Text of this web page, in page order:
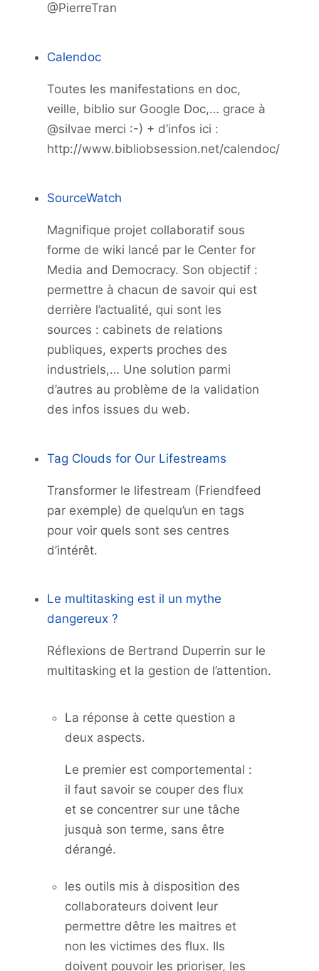
@PierreTran
Calendoc
Toutes les manifestations en doc,
veille, biblio sur Google Doc,… grace à
@silvae merci :-) + d’infos ici :
http://www.bibliobsession.net/calendoc/
SourceWatch
Magnifique projet collaboratif sous
forme de wiki lancé par le Center for
Media and Democracy. Son objectif :
permettre à chacun de savoir qui est
derrière l’actualité, qui sont les
sources : cabinets de relations
publiques, experts proches des
industriels,… Une solution parmi
d’autres au problème de la validation
des infos issues du web.
Tag Clouds for Our Lifestreams
Transformer le lifestream (Friendfeed
par exemple) de quelqu’un en tags
pour voir quels sont ses centres
d’intérêt.
Le multitasking est il un mythe
dangereux ?
Réflexions de Bertrand Duperrin sur le
multitasking et la gestion de l’attention.
La réponse à cette question a
deux aspects.
Le premier est comportemental :
il faut savoir se couper des flux
et se concentrer sur une tâche
jusquà son terme, sans être
dérangé.
les outils mis à disposition des
collaborateurs doivent leur
permettre dêtre les maitres et
non les victimes des flux. Ils
doivent pouvoir les prioriser, les